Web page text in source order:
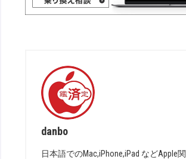
danbo
日本語でのMac,iPhone,iPad などApple関